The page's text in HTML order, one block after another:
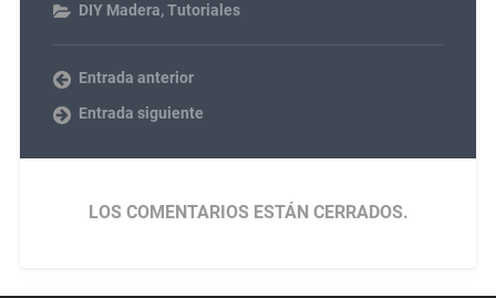
DIY Madera,Tutoriales
Entrada anterior
Entrada siguiente
LOS COMENTARIOS ESTÁN CERRADOS.